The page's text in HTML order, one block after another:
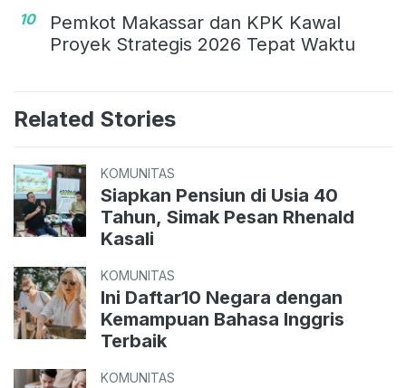
10
Pemkot Makassar dan KPK Kawal
Proyek Strategis 2026 Tepat Waktu
Related Stories
KOMUNITAS
Siapkan Pensiun di Usia 40
Tahun, Simak Pesan Rhenald
Kasali
KOMUNITAS
Ini Daftar10 Negara dengan
Kemampuan Bahasa Inggris
Terbaik
KOMUNITAS